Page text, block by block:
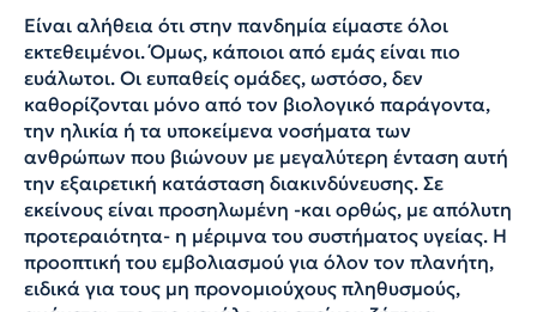
Είναι αλήθεια ότι στην πανδημία είμαστε όλοι
εκτεθειμένοι. Όμως, κάποιοι από εμάς είναι πιο
ευάλωτοι. Οι ευπαθείς ομάδες, ωστόσο, δεν
καθορίζονται μόνο από τον βιολογικό παράγοντα,
την ηλικία ή τα υποκείμενα νοσήματα των
ανθρώπων που βιώνουν με μεγαλύτερη ένταση αυτή
την εξαιρετική κατάσταση διακινδύνευσης. Σε
εκείνους είναι προσηλωμένη -και ορθώς, με απόλυτη
προτεραιότητα- η μέριμνα του συστήματος υγείας. Η
προοπτική του εμβολιασμού για όλον τον πλανήτη,
ειδικά για τους μη προνομιούχους πληθυσμούς,